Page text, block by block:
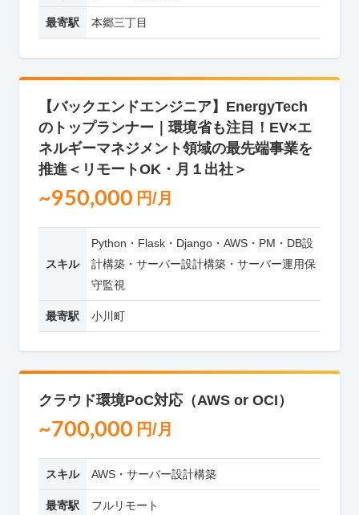
最寄駅 本郷三丁目
【バックエンドエンジニア】EnergyTech
のトップランナー｜環境省も注目！EV×エ
ネルギーマネジメント領域の最先端事業を
推進＜リモートOK・月１出社＞
~950,000 円/月
スキル
Python・Flask・Django・AWS・PM・DB設
計構築・サーバー設計構築・サーバー運用保
守監視
最寄駅 小川町
クラウド環境PoC対応（AWS or OCI）
~700,000 円/月
スキル AWS・サーバー設計構築
最寄駅 フルリモート